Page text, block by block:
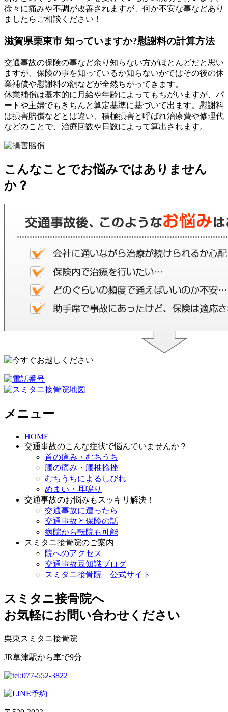
徐々に痛みや不調が改善されますが、何か不安な事などあり
ましたらご相談ください！
滋賀県栗東市 知っていますか?慰謝料の計算方法
交通事故の保険の事など余り知らない方がほとんどだと思い
ますが、保険の事を知っているか知らないかではその後の休
業補償や慰謝料の額などが全然ちがってきます。
休業補償は基本的に月給や年齢によってもちがいますが、パ
ートや主婦でもきちんと算定基準に基づいて出ます。慰謝料
は損害賠償などとは違い、積極損害と呼ばれ治療費や修理代
などのことで、治療回数や日数によって算出されます。
こんなことでお悩みではありません
か？
メニュー
HOME
交通事故のこんな症状で悩んでいませんか？
首の痛み・むちうち
腰の痛み・腰椎捻挫
むちうちによるしびれ
めまい・耳鳴り
交通事故のお悩みもスッキリ解決！
交通事故に遭ったら
交通事故と保険の話
病院から転院も可能
スミタニ接骨院のご案内
院へのアクセス
交通事故豆知識ブログ
スミタニ接骨院 公式サイト
スミタニ接骨院へ
お気軽にお問い合わせください
栗東スミタニ接骨院
JR草津駅から車で9分